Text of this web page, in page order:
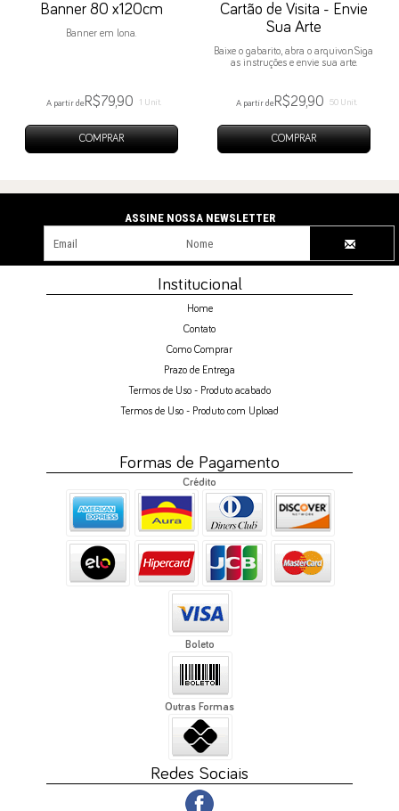
Banner 80 x120cm
Banner em lona.
A partir de R$79,90 1 Unit.
COMPRAR
Cartão de Visita - Envie
Sua Arte
Baixe o gabarito, abra o arquivo.nSiga
as instruções e envie sua arte.
A partir de R$29,90 50 Unit.
COMPRAR
NEWSLETTER
Institucional
Home
Contato
Como Comprar
Prazo de Entrega
Termos de Uso - Produto acabado
Termos de Uso - Produto com Upload
Formas de Pagamento
Crédito
Boleto
Outras Formas
Redes Sociais